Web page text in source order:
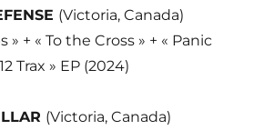
(Victoria, Canada)
» + « To the Cross » + « Panic
Trax » EP (2024)
(Victoria, Canada)